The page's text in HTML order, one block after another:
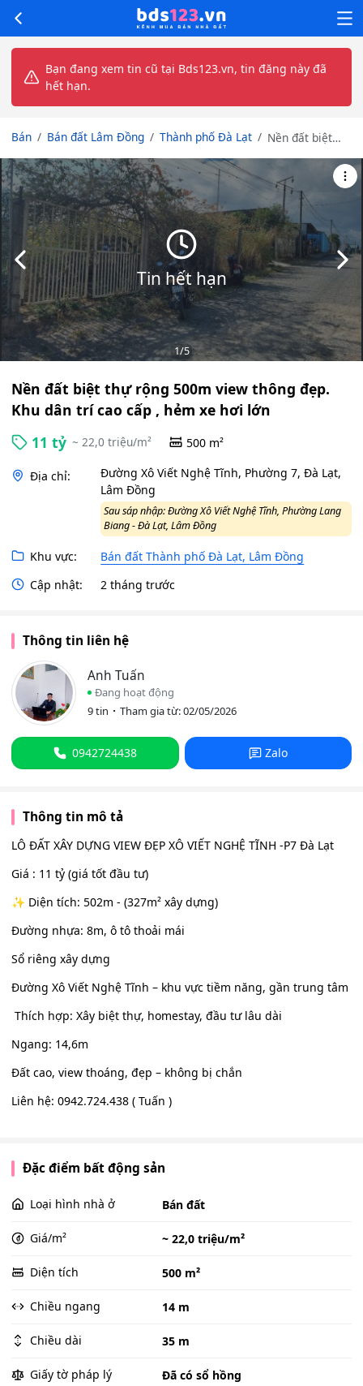
Bạn đang xem tin cũ tại Bds123.vn, tin đăng này đã
hết hạn.
Bán Bán đất Lâm Đồng Thành phố Đà Lạt
Nền đất biệt
view thông đẹp.
Khu dân trí cao
cấp , hẻm xe
hơi lớn
Tin hết hạn
Slide trước
1/5
Nền đất biệt thự rộng 500m view thông đẹp.
Khu dân trí cao cấp , hẻm xe hơi lớn
11 tỷ ~ 22,0 triệu/m² 500 m²
Địa chỉ:
Đường Xô Viết Nghệ Tĩnh, Phường 7, Đà Lạt,
Lâm Đồng
Sau sáp nhập: Đường Xô Viết Nghệ Tĩnh, Phường Lang
Biang - Đà Lạt, Lâm Đồng
Khu vực:
Bán đất Thành phố Đà Lạt, Lâm Đồng
Cập nhật:
2 tháng trước
Thông tin liên hệ
Anh Tuấn
Đang hoạt động
9 tin
Tham gia từ: 02/05/2026
0942724438 Zalo
Thông tin mô tả
LÔ ĐẤT XÂY DỰNG VIEW ĐẸP XÔ VIẾT NGHỆ TĨNH -P7 Đà Lạt
Giá : 11 tỷ (giá tốt đầu tư)
✨ Diện tích: 502m - (327m² xây dựng)
Đường nhựa: 8m, ô tô thoải mái
Sổ riêng xây dựng
Đường Xô Viết Nghệ Tĩnh – khu vực tiềm năng, gần trung tâm
️ Thích hợp: Xây biệt thự, homestay, đầu tư lâu dài
Ngang: 14,6m
Đất cao, view thoáng, đẹp – không bị chắn
Liên hệ: 0942.724.438 ( Tuấn )
Đặc điểm bất động sản
Loại hình nhà ở Bán đất
Giá/m² ~ 22,0 triệu/m²
Diện tích 500 m²
Chiều ngang 14 m
Chiều dài 35 m
Giấy tờ pháp lý Đã có sổ hồng